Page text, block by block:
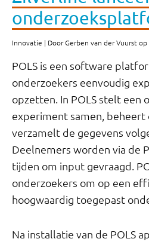
Innovatie | Door Gerben van der Vuurst op
POLS is een software
onderzoekers eenvoudig
opzetten. In POLS stelt een
experiment samen, beheert
verzamelt de gegevens
Deelnemers worden via de
tijden om input gevraagd.
onderzoekers om op een
hoogwaardig toegepast
Na installatie van de POLS